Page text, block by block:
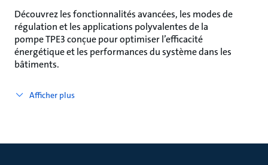
Découvrez les fonctionnalités avancées, les modes de
régulation et les applications polyvalentes de la
pompe TPE3 conçue pour optimiser l’efficacité
énergétique et les performances du système dans les
bâtiments.
Afficher plus